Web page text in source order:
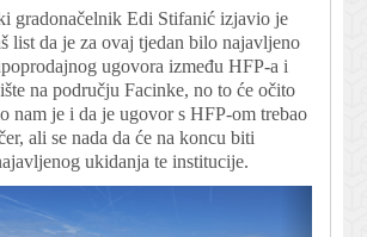
gradonačelnik Edi Stifanić izjavio je
list da je za ovaj tjedan bilo najavljeno
ugovora između HFP-a i
na području Facinke, no to će očito
nam je i da je ugovor s HFP-om trebao
ali se nada da će na koncu biti
ukidanja te institucije.